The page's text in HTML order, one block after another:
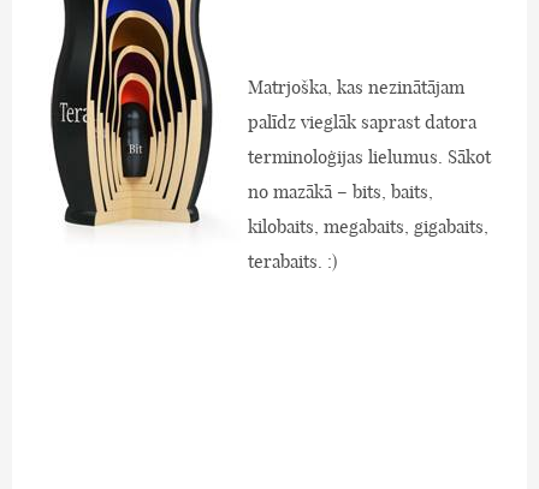
Matrjoška, kas nezinātājam
palīdz vieglāk saprast datora
terminoloģijas lielumus. Sākot
no mazākā – bits, baits,
kilobaits, megabaits, gigabaits,
terabaits. :)